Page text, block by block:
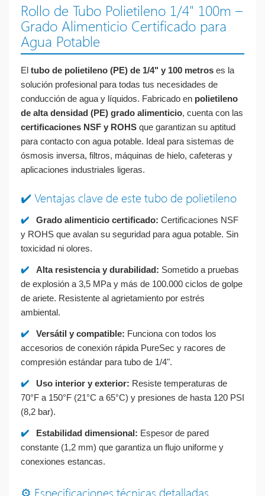
Rollo de Tubo Polietileno 1/4" 100m –
Grado Alimenticio Certificado para
Agua Potable
El tubo de polietileno (PE) de 1/4" y 100 metros es la
solución profesional para todas tus necesidades de
conducción de agua y líquidos. Fabricado en polietileno
de alta densidad (PE) grado alimenticio, cuenta con las
certificaciones NSF y ROHS que garantizan su aptitud
para contacto con agua potable. Ideal para sistemas de
ósmosis inversa, filtros, máquinas de hielo, cafeteras y
aplicaciones industriales ligeras.
✔️ Ventajas clave de este tubo de polietileno
✔️ Grado alimenticio certificado: Certificaciones NSF
y ROHS que avalan su seguridad para agua potable. Sin
toxicidad ni olores.
✔️ Alta resistencia y durabilidad: Sometido a pruebas
de explosión a 3,5 MPa y más de 100.000 ciclos de golpe
de ariete. Resistente al agrietamiento por estrés
ambiental.
✔️ Versátil y compatible: Funciona con todos los
accesorios de conexión rápida PureSec y racores de
compresión estándar para tubo de 1/4".
✔️ Uso interior y exterior: Resiste temperaturas de
70°F a 150°F (21°C a 65°C) y presiones de hasta 120 PSI
(8,2 bar).
✔️ Estabilidad dimensional: Espesor de pared
constante (1,2 mm) que garantiza un flujo uniforme y
conexiones estancas.
⚙️ Especificaciones técnicas detalladas